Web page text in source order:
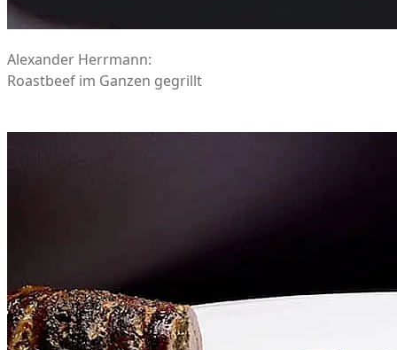
Alexander Herrmann:
Roastbeef im Ganzen gegrillt